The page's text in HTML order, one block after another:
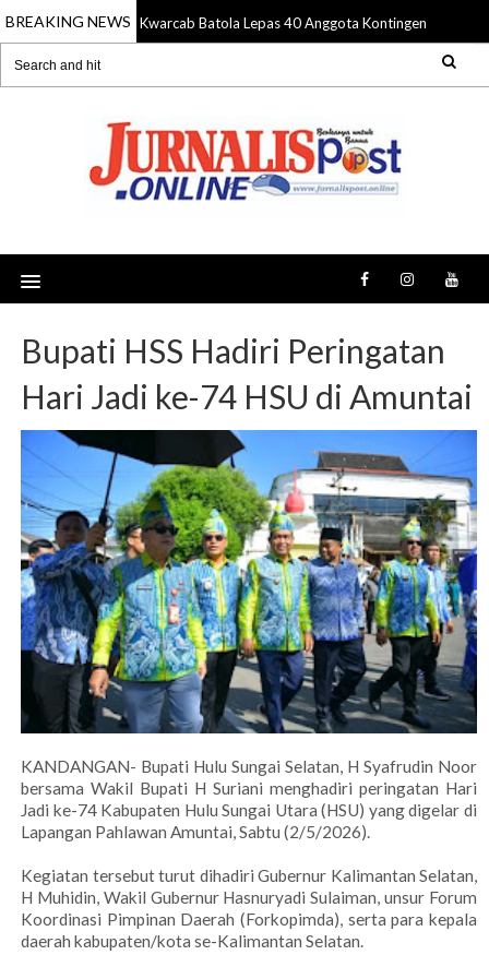
BREAKING NEWS
10 Aug 2026 Kwarcab Batola Lepas 40 Anggota Kontingen ke
Bupati HSS Hadiri Peringatan
Hari Jadi ke-74 HSU di Amuntai
KANDANGAN- Bupati Hulu Sungai Selatan, H Syafrudin Noor
bersama Wakil Bupati H Suriani menghadiri peringatan Hari
Jadi ke-74 Kabupaten Hulu Sungai Utara (HSU) yang digelar di
Lapangan Pahlawan Amuntai, Sabtu (2/5/2026).
Kegiatan tersebut turut dihadiri Gubernur Kalimantan Selatan,
H Muhidin, Wakil Gubernur Hasnuryadi Sulaiman, unsur Forum
Koordinasi Pimpinan Daerah (Forkopimda), serta para kepala
daerah kabupaten/kota se-Kalimantan Selatan.